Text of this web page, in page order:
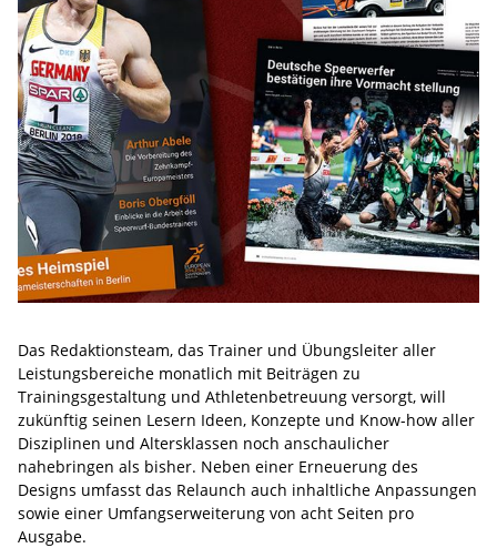
Das Redaktionsteam, das Trainer und Übungsleiter aller
Leistungsbereiche monatlich mit Beiträgen zu
Trainingsgestaltung und Athletenbetreuung versorgt, will
zukünftig seinen Lesern Ideen, Konzepte und Know-how aller
Disziplinen und Altersklassen noch anschaulicher
nahebringen als bisher. Neben einer Erneuerung des
Designs umfasst das Relaunch auch inhaltliche Anpassungen
sowie einer Umfangserweiterung von acht Seiten pro
Ausgabe.